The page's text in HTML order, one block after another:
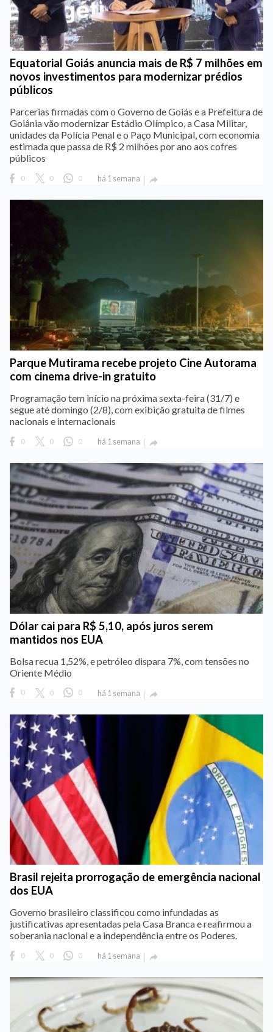
Equatorial Goiás anuncia mais de R$ 7 milhões em
novos investimentos para modernizar prédios
públicos
Parcerias firmadas com o Governo de Goiás e a Prefeitura de
Goiânia vão modernizar Estádio Olímpico, a Casa Militar,
unidades da Polícia Penal e o Paço Municipal, com economia
estimada que passa de R$ 2 milhões por ano aos cofres
públicos
0 0 0 há 1 semana 
Parque Mutirama recebe projeto Cine Autorama
com cinema drive-in gratuito
Programação tem início na próxima sexta-feira (31/7) e
segue até domingo (2/8), com exibição gratuita de filmes
nacionais e internacionais
0 0 0 há 1 semana 
Dólar cai para R$ 5,10, após juros serem
mantidos nos EUA
Bolsa recua 1,52%, e petróleo dispara 7%, com tensões no
Oriente Médio
0 0 0 há 1 semana 
Brasil rejeita prorrogação de emergência nacional
dos EUA
Governo brasileiro classificou como infundadas as
justificativas apresentadas pela Casa Branca e reafirmou a
soberania nacional e a independência entre os Poderes.
0 0 0 há 1 semana 